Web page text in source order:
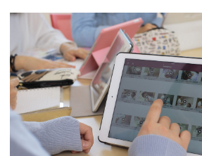
Q＆A
サイト案内
在校生専用